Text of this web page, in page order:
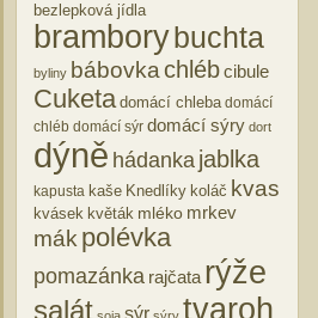
bezlepková jídla
brambory buchta
byliny bábovkachlébcibule
Cuketa domácí chleba domácí
chléb domácí sýr domácí sýry dort
dýně hádanka jablka
kapusta kaše Knedlíky koláč kvas
kvásek květák mléko mrkev
mákpolévka
pomazánka rajčata rýže
salát tvaroh